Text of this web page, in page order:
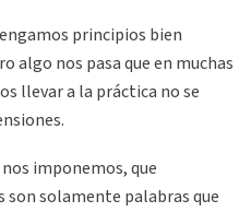
principios bien
algo nos pasa que en muchas
llevar a la práctica no se
imponemos, que
solamente palabras que